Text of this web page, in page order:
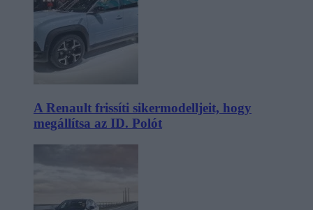
A Renault frissíti sikermodelljeit, hogy
megállítsa az ID. Polót